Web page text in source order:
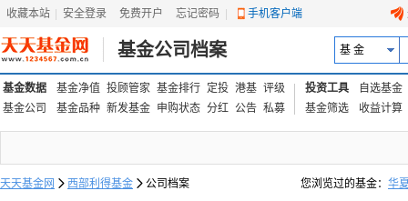
收藏本站 安全登录 免费开户 忘记密码 手机客户端
基金公司档案 基 金
基金数据 基金净值 投顾管家 基金排行 定投 港基 评级
基金公司
基金品种 新发基金 申购状态 分红 公告 私募
投资工具
自选基金
基金筛选
收益计算
天天基金网  西部利得基金  公司档案 您浏览过的基金： 华